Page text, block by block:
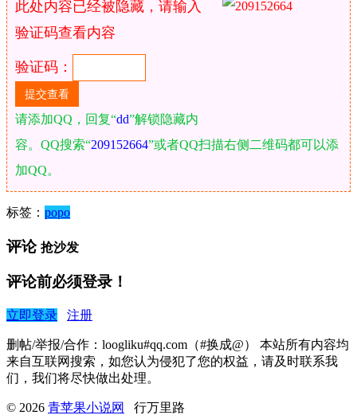
此处内容已经被隐藏，请输入
验证码查看内容
验证码：
请添加QQ，回复“dd”解锁隐藏内
容。QQ搜索“209152664”或者QQ扫描右侧二维码都可以添
加QQ。
标签： popo
评论 抢沙发
评论前必须登录！
立即登录 注册
删帖/举报/合作：loogliku#qq.com（#换成@） 本站所有内容均
来自互联网搜索，如您认为侵犯了您的权益，请及时联系我
们，我们将尽快做出处理。
© 2026 青苹果小说网 行万里路